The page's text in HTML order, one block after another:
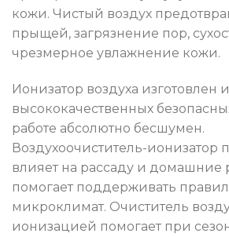
кожи. Чистый воздух
прыщей, загрязнение пор,
чрезмерное увлажнение кожи.
Ионизатор воздуха изготовлен
высококачественных
работе абсолютно бесшумен.
Воздухоочиститель-ионизатор
влияет на рассаду и домашние
помогает поддерживать
микроклимат. Очиститель
ионизацией помогает при